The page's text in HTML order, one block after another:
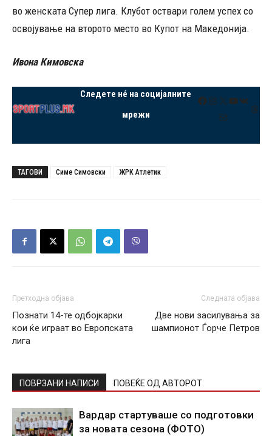
во женската Супер лига. Клубот оствари голем успех со
освојување на второто место во Купот на Македонија.
Ивона Кимовска
Следете нé на социјалните
мрежи
Facebook
Instagram
X YouTube
VK
Mail
ТАГОВИ Симе Симовски ЖРК Атлетик
Претходна објава
Познати 14-те одбојкарки
кои ќе играат во Европската
лига
Следната објава
Две нови засилувања за
шампионот Ѓорче Петров
ПОВРЗАНИ НАПИСИ ПОВЕЌЕ ОД АВТОРОТ
Вардар стартуваше со подготовки
за новата сезона (ФОТО)